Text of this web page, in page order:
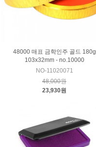
48000 매표 금학인주 골드 180g
103x32mm - no.10000
NO-11020071
48,000원
23,930원